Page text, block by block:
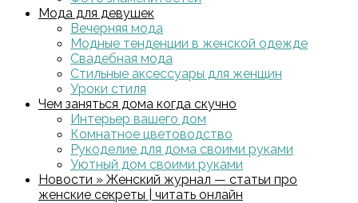
Мода для девушек
Вечерняя мода
Модные тенденции в женской одежде
Свадебная мода
Стильные аксессуары для женщин
Уроки стиля
Чем заняться дома когда скучно
Интерьер вашего дом
Комнатное цветоводство
Рукоделие для дома своими руками
Уютный дом своими руками
Новости » Женский журнал — статьи про
женские секреты | читать онлайн